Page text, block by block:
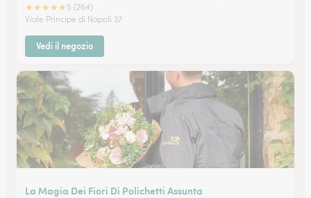
★★★★★ 5 (264)
Viale Principe di Napoli 37
Vedi il negozio
La Magia Dei Fiori Di Polichetti Assunta